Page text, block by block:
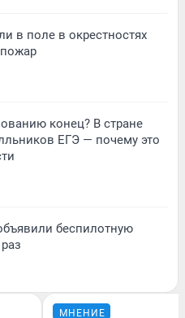
в поле в окрестностях
конец? В стране
ЕГЭ — почему это
беспилотную
МНЕНИЕ